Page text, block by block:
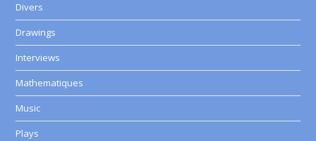
Divers
Drawings
Interviews
Mathematiques
Music
Plays